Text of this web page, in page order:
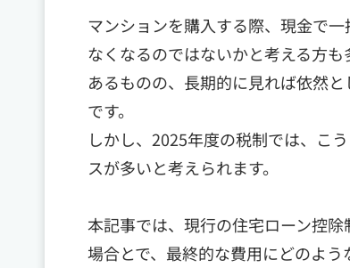
マンションを購入する際、現金で
なくなるのではないかと考える方
あるものの、長期的に見れば依然
です。
しかし、2025年度の税制では、こ
スが多いと考えられます。
本記事では、現行の住宅ローン控
場合とで、最終的な費用にどのよ